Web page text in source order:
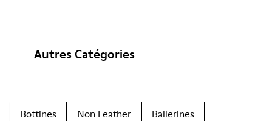
Autres Catégories
Bottines Non Leather
Ballerines